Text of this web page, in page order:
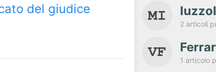
del giudice
2 articoli
1 articolo